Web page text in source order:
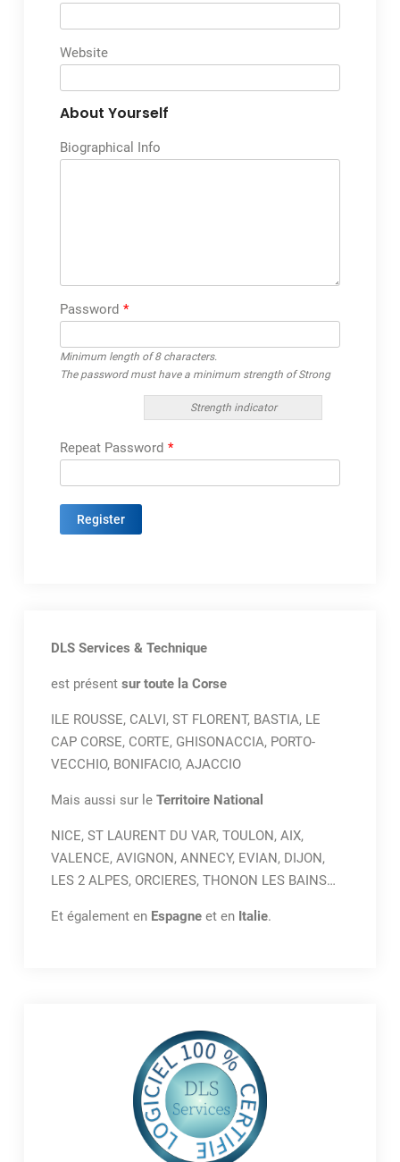
Website
About Yourself
Biographical Info
Password *
Minimum length of 8 characters.
The password must have a minimum strength of Strong
Strength indicator
Repeat Password *
DLS Services & Technique
est présentsur toute la Corse
ILE ROUSSE, CALVI, ST FLORENT, BASTIA, LE
CAP CORSE, CORTE, GHISONACCIA, PORTO-
VECCHIO, BONIFACIO, AJACCIO
Mais aussi sur le Territoire National
NICE, ST LAURENT DU VAR, TOULON, AIX,
VALENCE, AVIGNON, ANNECY, EVIAN, DIJON,
LES 2 ALPES, ORCIERES, THONON LES BAINS…
Et également en Espagneet en Italie.